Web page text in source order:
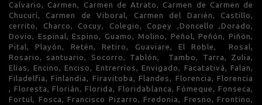
Calvario, Carmen, Carmen de Atrato, Carmen de Carmen de
Chucurí, Carmen de Viboral, Carmen del Darién, Castillo,
cerrito, Charco, Cocuy, Colegio, Copey ,Doncello ,Dorado,
Dovio, Espinal, Espino, Guamo, Molino, Peñol, Peñón, Piñón,
Pital, Playón, Retén, Retiro, Guaviare, El Roble, Rosal,
Rosario, santuario, Socorro, Tablón, Tambo, Tarra, Zulia,
Elías, Encino, Enciso, Entrerríos, Envigado, Facatativá, Falan,
Filadelfia, Finlandia, Firavitoba, Flandes, Florencia, Florencia
, Floresta, Florián, Florida, Floridablanca, Fómeque, Fonseca,
Fortul, Fosca, Francisco Pizarro, Fredonia, Fresno, Frontino,